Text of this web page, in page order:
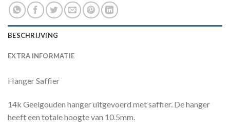
BESCHRIJVING
EXTRA INFORMATIE
Hanger Saffier
14k Geelgouden hanger uitgevoerd met saffier. De hanger
heeft een totale hoogte van 10.5mm.